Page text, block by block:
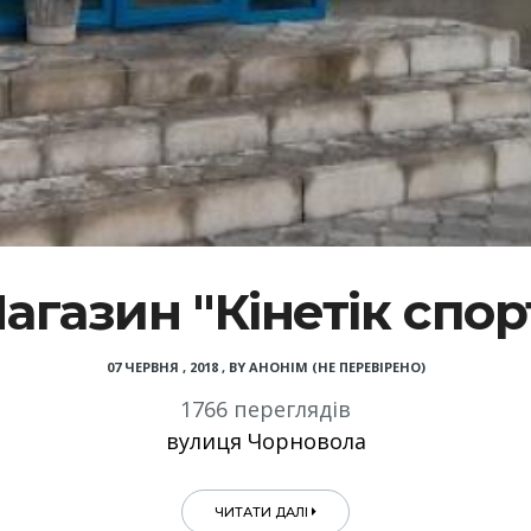
"Кінетік
07 ЧЕРВНЯ , 2018, BY АНОНІМ (НЕ ПЕРЕВІРЕНО)
1766 переглядів
вулиця Чорновола
ЧИТАТИ ДАЛІ